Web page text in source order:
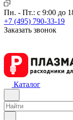
Пн. - Пт.: с 9:00 до
+7 (495) 790-33-19
Заказать звонок
Каталог